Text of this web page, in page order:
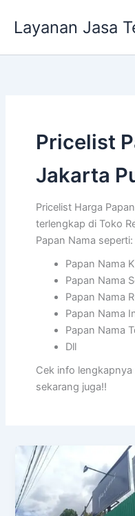
Layanan Jasa
Pricelist
Jakarta
Pricelist Harga
terlengkap di Toko
Papan Nama seperti:
Papan Nama
Papan Nama
Papan Nama
Papan Nama
Papan Nama
Dll
Cek info
sekarang juga!!